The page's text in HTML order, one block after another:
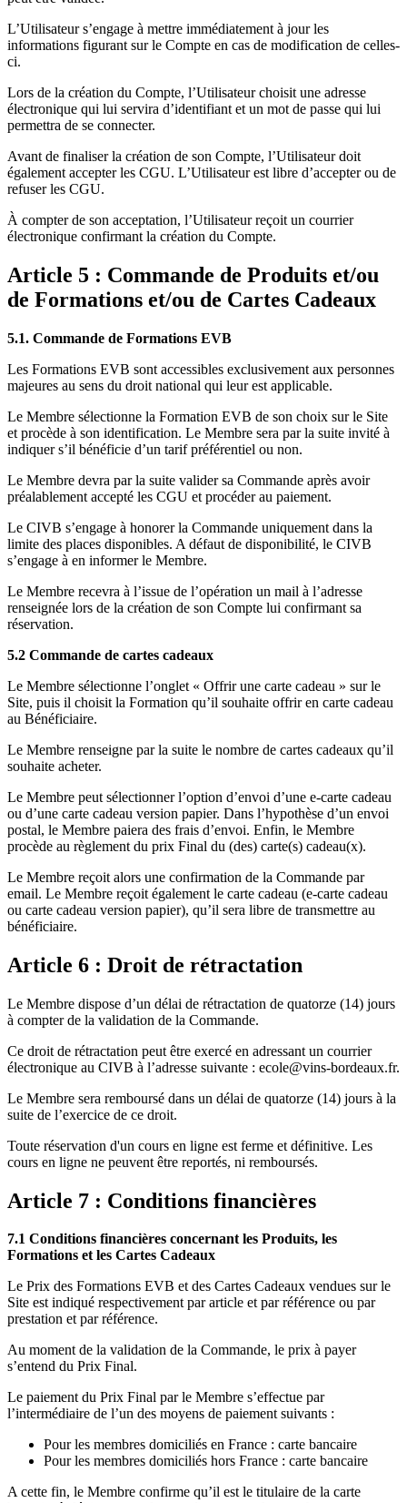
L’Utilisateur s’engage à mettre immédiatement à jour les
informations figurant sur le Compte en cas de modification de celles-
ci.
Lors de la création du Compte, l’Utilisateur choisit une adresse
électronique qui lui servira d’identifiant et un mot de passe qui lui
permettra de se connecter.
Avant de finaliser la création de son Compte, l’Utilisateur doit
également accepter les CGU. L’Utilisateur est libre d’accepter ou de
refuser les CGU.
À compter de son acceptation, l’Utilisateur reçoit un courrier
électronique confirmant la création du Compte.
Article 5 : Commande de Produits et/ou
de Formations et/ou de Cartes Cadeaux
5.1. Commande de Formations EVB
Les Formations EVB sont accessibles exclusivement aux personnes
majeures au sens du droit national qui leur est applicable.
Le Membre sélectionne la Formation EVB de son choix sur le Site
et procède à son identification. Le Membre sera par la suite invité à
indiquer s’il bénéficie d’un tarif préférentiel ou non.
Le Membre devra par la suite valider sa Commande après avoir
préalablement accepté les CGU et procéder au paiement.
Le CIVB s’engage à honorer la Commande uniquement dans la
limite des places disponibles. A défaut de disponibilité, le CIVB
s’engage à en informer le Membre.
Le Membre recevra à l’issue de l’opération un mail à l’adresse
renseignée lors de la création de son Compte lui confirmant sa
réservation.
5.2 Commande de cartes cadeaux
Le Membre sélectionne l’onglet « Offrir une carte cadeau » sur le
Site, puis il choisit la Formation qu’il souhaite offrir en carte cadeau
au Bénéficiaire.
Le Membre renseigne par la suite le nombre de cartes cadeaux qu’il
souhaite acheter.
Le Membre peut sélectionner l’option d’envoi d’une e-carte cadeau
ou d’une carte cadeau version papier. Dans l’hypothèse d’un envoi
postal, le Membre paiera des frais d’envoi. Enfin, le Membre
procède au règlement du prix Final du (des) carte(s) cadeau(x).
Le Membre reçoit alors une confirmation de la Commande par
email. Le Membre reçoit également le carte cadeau (e-carte cadeau
ou carte cadeau version papier), qu’il sera libre de transmettre au
bénéficiaire.
Article 6 : Droit de rétractation
Le Membre dispose d’un délai de rétractation de quatorze (14) jours
à compter de la validation de la Commande.
Ce droit de rétractation peut être exercé en adressant un courrier
électronique au CIVB à l’adresse suivante : ecole@vins-bordeaux.fr.
Le Membre sera remboursé dans un délai de quatorze (14) jours à la
suite de l’exercice de ce droit.
Toute réservation d'un cours en ligne est ferme et définitive. Les
cours en ligne ne peuvent être reportés, ni remboursés.
Article 7 : Conditions financières
7.1 Conditions financières concernant les Produits, les
Formations et les Cartes Cadeaux
Le Prix des Formations EVB et des Cartes Cadeaux vendues sur le
Site est indiqué respectivement par article et par référence ou par
prestation et par référence.
Au moment de la validation de la Commande, le prix à payer
s’entend du Prix Final.
Le paiement du Prix Final par le Membre s’effectue par
l’intermédiaire de l’un des moyens de paiement suivants :
Pour les membres domiciliés en France : carte bancaire
Pour les membres domiciliés hors France : carte bancaire
A cette fin, le Membre confirme qu’il est le titulaire de la carte